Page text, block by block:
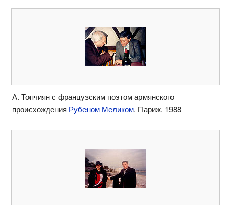
А. Топчиян с французским поэтом армянского
происхождения Рубеном Меликом. Париж. 1988